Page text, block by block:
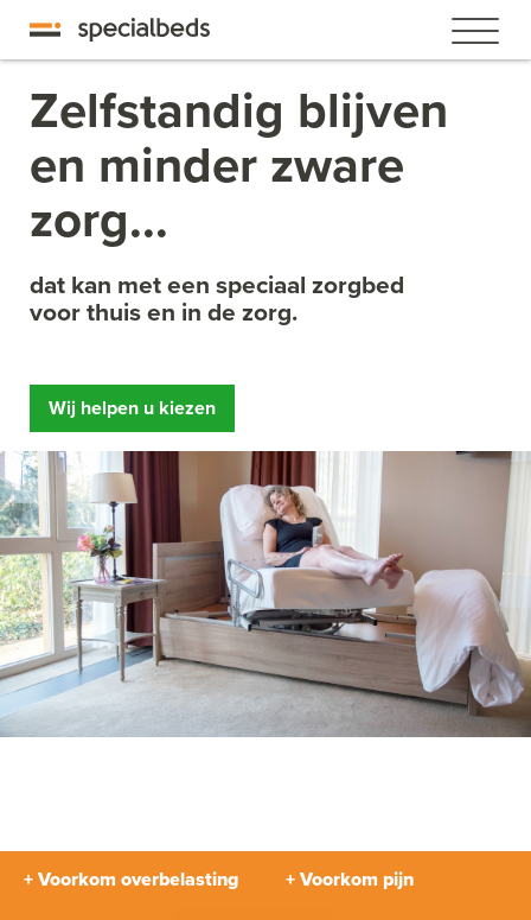
Zelfstandig blijven
en minder zware
zorg...
dat kan met een speciaal zorgbed
voor thuis en in de zorg.
Wij helpen u kiezen
+ Voorkom overbelasting + Voorkom pijn